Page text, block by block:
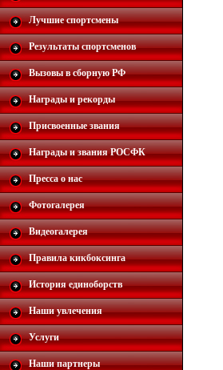
Лучшие спортсмены
Результаты спортсменов
Вызовы в сборную РФ
Награды и рекорды
Присвоенные звания
Награды и звания РОСФК
Пресса о нас
Фотогалерея
Видеогалерея
Правила кикбоксинга
История единоборств
Наши увлечения
Услуги
Наши партнеры